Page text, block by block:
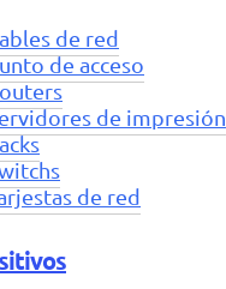
de red
de acceso
de impresión
de red